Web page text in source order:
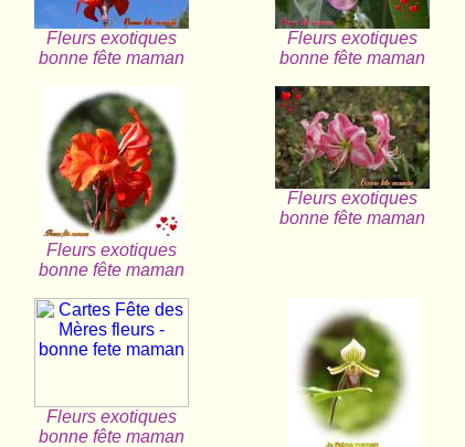
Fleurs exotiques
bonne fête maman
Fleurs exotiques
bonne fête maman
Fleurs exotiques
bonne fête maman
Fleurs exotiques
bonne fête maman
Fleurs exotiques
bonne fête maman